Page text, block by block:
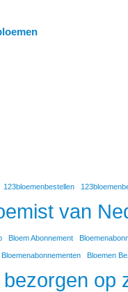
123bloemenbestellen
van
Bloem Abonnement
Bloemenabonnementen Bloemen
op